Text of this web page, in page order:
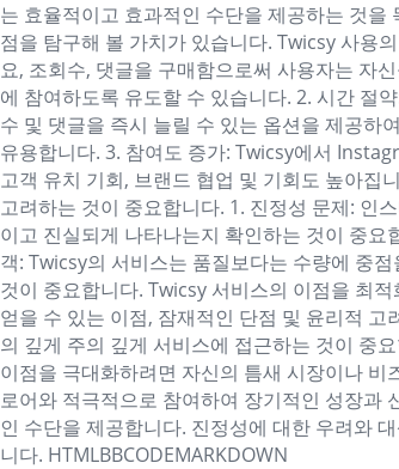
는 효율적이고 효과적인 수단을 제공하는 것
점을 탐구해 볼 가치가 있습니다. Twicsy 사용
요, 조회수, 댓글을 구매함으로써 사용자는 자
에 참여하도록 유도할 수 있습니다. 2. 시간 절
수 및 댓글을 즉시 늘릴 수 있는 옵션을 제공하
유용합니다. 3. 참여도 증가: Twicsy에서
고객 유치 기회, 브랜드 협업 및 기회도 높아집
고려하는 것이 중요합니다. 1. 진정성 문제: 인
이고 진실되게 나타나는지 확인하는 것이 중
객: Twicsy의 서비스는 품질보다는 수량에 중
것이 중요합니다. Twicsy 서비스의 이점을 최
얻을 수 있는 이점, 잠재적인 단점 및 윤리적
의 깊게 주의 깊게 서비스에 접근하는 것이 중
이점을 극대화하려면 자신의 틈새 시장이나
로어와 적극적으로 참여하여 장기적인 성장과
인 수단을 제공합니다. 진정성에 대한 우려와
니다. HTMLBBCODEMARKDOWN